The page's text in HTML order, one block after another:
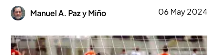
Afbeelding
Manuel A. Paz y Miño 06 May 2024
Afbeelding